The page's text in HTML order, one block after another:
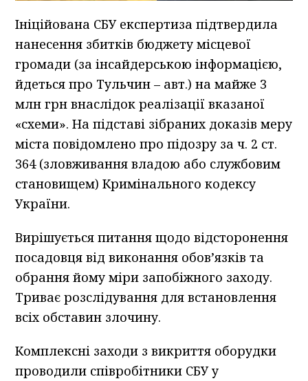
Ініційована СБУ експертиза підтвердила
нанесення збитків бюджету місцевої
громади (за інсайдерською інформацією,
йдеться про Тульчин – авт.) на майже 3
млн грн внаслідок реалізації вказаної
«схеми». На підставі зібраних доказів меру
міста повідомлено про підозру за ч. 2 ст.
364 (зловживання владою або службовим
становищем) Кримінального кодексу
України.
Вирішується питання щодо відсторонення
посадовця від виконання обов’язків та
обрання йому міри запобіжного заходу.
Триває розслідування для встановлення
всіх обставин злочину.
Комплексні заходи з викриття оборудки
проводили співробітники СБУ у